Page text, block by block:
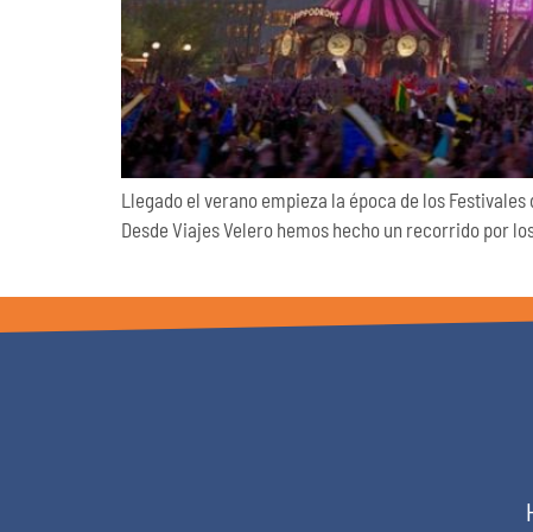
Llegado el verano empieza la época de los
Desde Viajes Velero hemos hecho un recorrido por